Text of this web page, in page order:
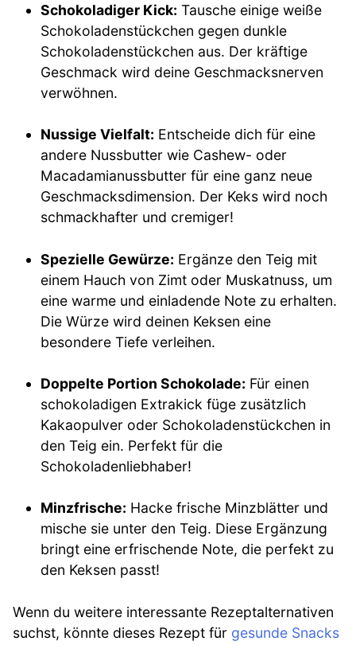
Schokoladiger Kick: Tausche einige weiße
Schokoladenstückchen gegen dunkle
Schokoladenstückchen aus. Der kräftige
Geschmack wird deine Geschmacksnerven
verwöhnen.
Nussige Vielfalt: Entscheide dich für eine
andere Nussbutter wie Cashew- oder
Macadamianussbutter für eine ganz neue
Geschmacksdimension. Der Keks wird noch
schmackhafter und cremiger!
Spezielle Gewürze: Ergänze den Teig mit
einem Hauch von Zimt oder Muskatnuss, um
eine warme und einladende Note zu erhalten.
Die Würze wird deinen Keksen eine
besondere Tiefe verleihen.
Doppelte Portion Schokolade: Für einen
schokoladigen Extrakick füge zusätzlich
Kakaopulver oder Schokoladenstückchen in
den Teig ein. Perfekt für die
Schokoladenliebhaber!
Minzfrische: Hacke frische Minzblätter und
mische sie unter den Teig. Diese Ergänzung
bringt eine erfrischende Note, die perfekt zu
den Keksen passt!
Wenn du weitere interessante Rezeptalternativen
suchst, könnte dieses Rezept für gesunde Snacks